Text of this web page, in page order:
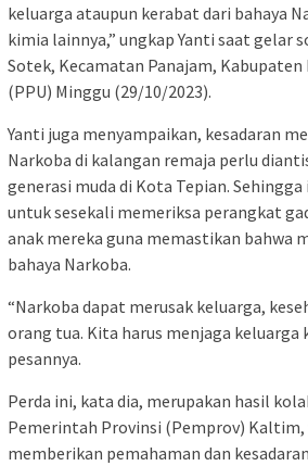
keluarga ataupun kerabat dari bahaya
kimia lainnya,” ungkap Yanti saat gelar
Sotek, Kecamatan Panajam, Kabupaten
(PPU) Minggu (29/10/2023).
Yanti juga menyampaikan, kesadaran
Narkoba di kalangan remaja perlu
generasi muda di Kota Tepian.
untuk sesekali memeriksa perangkat
anak mereka guna memastikan bahwa
bahaya Narkoba.
“Narkoba dapat merusak keluarga,
orang tua. Kita harus menjaga keluarga
pesannya.
Perda ini, kata dia, merupakan hasil
Pemerintah Provinsi (Pemprov) Kaltim,
memberikan pemahaman dan